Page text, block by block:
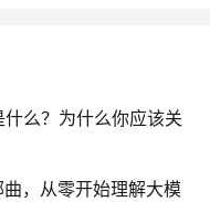
么？为什么你应该关
曲，从零开始理解大模